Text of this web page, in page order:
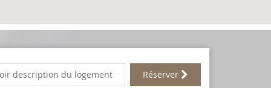
description du logement Réserver